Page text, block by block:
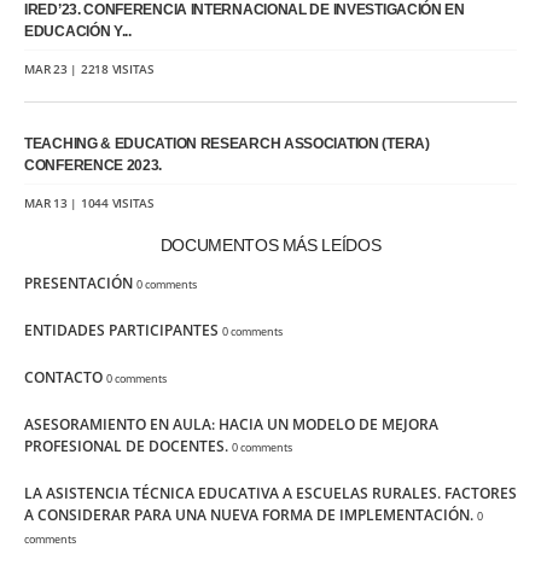
IRED’23. CONFERENCIA INTERNACIONAL DE INVESTIGACIÓN EN
EDUCACIÓN Y...
MAR 23 | 2218 VISITAS
TEACHING & EDUCATION RESEARCH ASSOCIATION (TERA)
CONFERENCE 2023.
MAR 13 | 1044 VISITAS
DOCUMENTOS MÁS LEÍDOS
PRESENTACIÓN 0 comments
ENTIDADES PARTICIPANTES 0 comments
CONTACTO 0 comments
ASESORAMIENTO EN AULA: HACIA UN MODELO DE MEJORA
PROFESIONAL DE DOCENTES. 0 comments
LA ASISTENCIA TÉCNICA EDUCATIVA A ESCUELAS RURALES. FACTORES
A CONSIDERAR PARA UNA NUEVA FORMA DE IMPLEMENTACIÓN. 0
comments